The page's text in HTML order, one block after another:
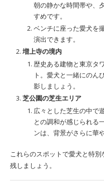
朝の静かな時間帯や、
すめです。
ベンチに座った愛犬を
演出できます。
増上寺の境内
歴史ある建物と東京タ
ト。愛犬と一緒にのん
影しましょう。
芝公園の芝生エリア
広々とした芝生の中で
との調和が感じられる
ンは、背景がさらに華
これらのスポットで愛犬と特
残しましょう。